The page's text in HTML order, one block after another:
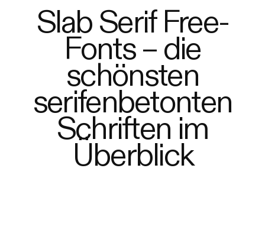
Slab Serif Free-
Fonts – die
schönsten
serifenbetonten
Schriften im
Überblick